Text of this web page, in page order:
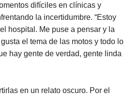
difíciles en clínicas y
la incertidumbre. “Estoy
hospital. Me puse a pensar y la
el tema de las motos y todo lo
hay gente de verdad, gente linda
en un relato oscuro. Por el